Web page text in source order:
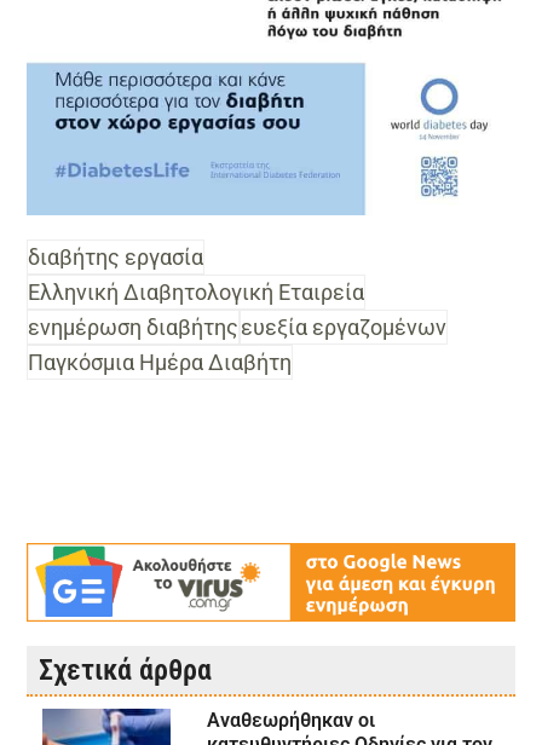
διαβήτης εργασία
Ελληνική Διαβητολογική Εταιρεία
ενημέρωση διαβήτηςευεξία εργαζομένων
Παγκόσμια Ημέρα Διαβήτη
Σχετικά άρθρα
Αναθεωρήθηκαν οι